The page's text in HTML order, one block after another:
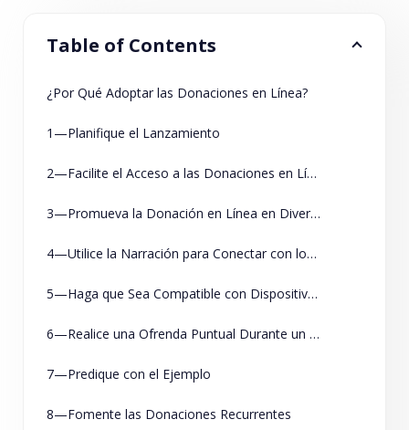
Table of Contents
¿Por Qué Adoptar las Donaciones en Línea?
1—Planifique el Lanzamiento
2—Facilite el Acceso a las Donaciones en Línea
3—Promueva la Donación en Línea en Diversos Canales
4—Utilice la Narración para Conectar con los Donantes
5—Haga que Sea Compatible con Dispositivos Móviles
6—Realice una Ofrenda Puntual Durante un Servicio
7—Predique con el Ejemplo
8—Fomente las Donaciones Recurrentes